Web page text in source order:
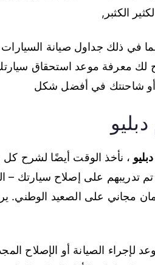
الكثبر,
في ذلك جداول صيانة السيارات
لك معرفة موعد استحقاق
أو شاحنتك في أفضل شكل
، نأخذ الوقت أيضًا لشرح كل
تم تدريبهم على إصلاح سيارتك
مجاني على الصعيد
لإجراء الصيانة أو الإصلاح